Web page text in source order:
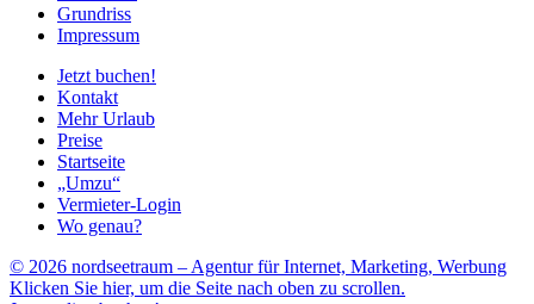
Grundriss
Impressum
Jetzt buchen!
Kontakt
Mehr Urlaub
Preise
Startseite
„Umzu“
Vermieter-Login
Wo genau?
© 2026 nordseetraum – Agentur für Internet, Marketing, Werbung
Klicken Sie hier, um die Seite nach oben zu scrollen.